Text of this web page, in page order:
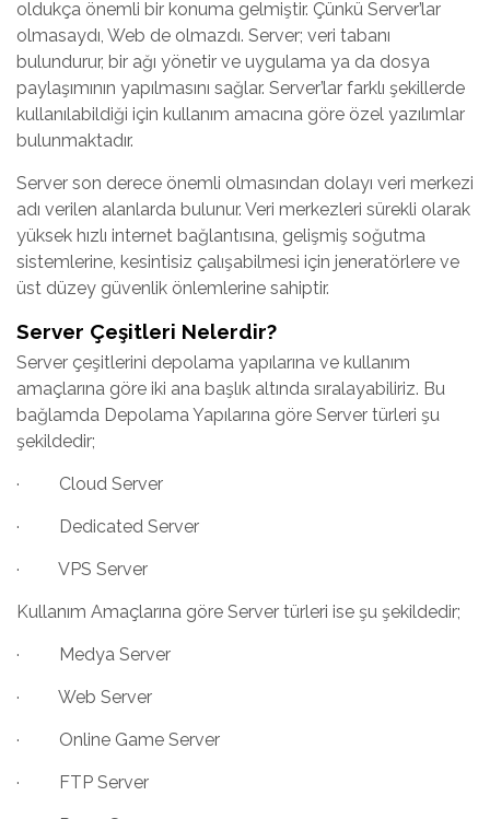
oldukça önemli bir konuma gelmiştir. Çünkü Server’lar
olmasaydı, Web de olmazdı. Server; veri tabanı
bulundurur, bir ağı yönetir ve uygulama ya da dosya
paylaşımının yapılmasını sağlar. Server’lar farklı şekillerde
kullanılabildiği için kullanım amacına göre özel yazılımlar
bulunmaktadır.
Server son derece önemli olmasından dolayı veri merkezi
adı verilen alanlarda bulunur. Veri merkezleri sürekli olarak
yüksek hızlı internet bağlantısına, gelişmiş soğutma
sistemlerine, kesintisiz çalışabilmesi için jeneratörlere ve
üst düzey güvenlik önlemlerine sahiptir.
Server Çeşitleri Nelerdir?
Server çeşitlerini depolama yapılarına ve kullanım
amaçlarına göre iki ana başlık altında sıralayabiliriz. Bu
bağlamda Depolama Yapılarına göre Server türleri şu
şekildedir;
· Cloud Server
· Dedicated Server
· VPS Server
Kullanım Amaçlarına göre Server türleri ise şu şekildedir;
· Medya Server
· Web Server
· Online Game Server
· FTP Server